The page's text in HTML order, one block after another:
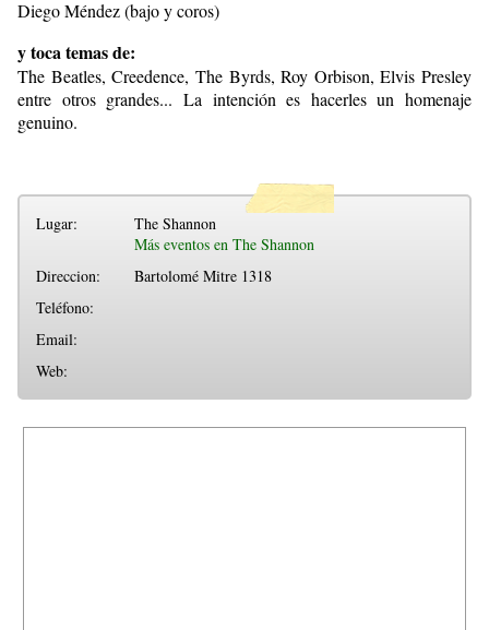
Diego Méndez (bajo y coros)
y toca temas de:
The Beatles, Creedence, The Byrds, Roy Orbison, Elvis Presley
entre otros grandes... La intención es hacerles un homenaje
genuino.
Lugar:
The Shannon
Más eventos en The Shannon
Direccion:
Bartolomé Mitre 1318
Teléfono:
Email:
Web: